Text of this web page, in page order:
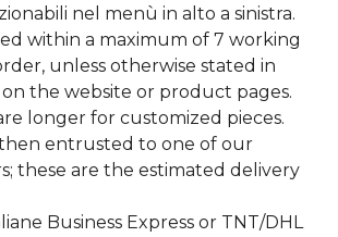
nel menù in alto a sinistra.
within a maximum of 7 working
unless otherwise stated in
the website or product pages.
longer for customized pieces.
entrusted to one of our
these are the estimated delivery
Business Express or TNT/DHL